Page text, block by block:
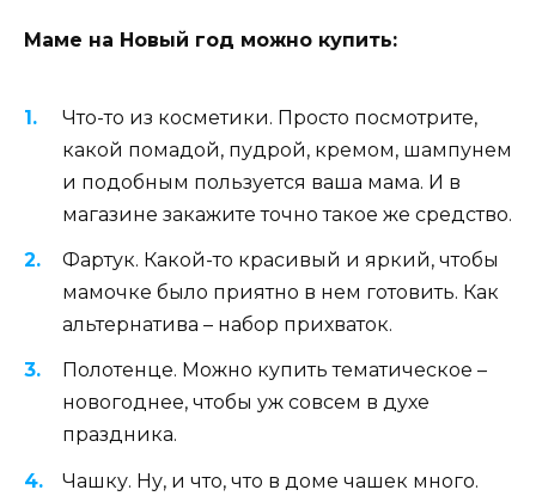
Маме на Новый год можно купить:
Что-то из косметики. Просто посмотрите,
какой помадой, пудрой, кремом, шампунем
и подобным пользуется ваша мама. И в
магазине закажите точно такое же средство.
Фартук. Какой-то красивый и яркий, чтобы
мамочке было приятно в нем готовить. Как
альтернатива – набор прихваток.
Полотенце. Можно купить тематическое –
новогоднее, чтобы уж совсем в духе
праздника.
Чашку. Ну, и что, что в доме чашек много.